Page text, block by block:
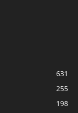
631
255
198